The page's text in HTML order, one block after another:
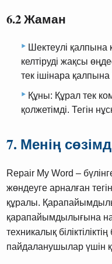
6.2 Жаман
Шектеулі қалпына
келтіруді жақсы
тек ішінара қалпына
Құны: Құрал тек
қолжетімді. Тегін
7. Менің
Repair My Word –
жөндеуге арналған
құралы.
қарапайымдылығына
техникалық
пайдаланушылар үшін